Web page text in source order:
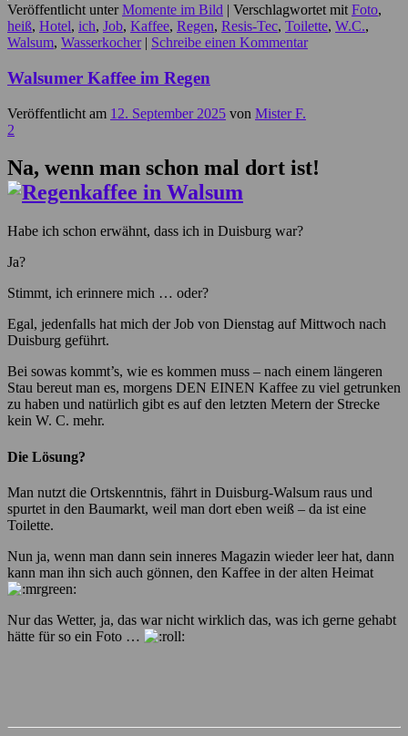
Veröffentlicht unter Momente im Bild | Verschlagwortet mit Foto,
heiß, Hotel, ich, Job, Kaffee, Regen, Resis-Tec, Toilette, W.C.,
Walsum, Wasserkocher | Schreibe einen Kommentar
Walsumer Kaffee im Regen
Veröffentlicht am 12. September 2025 von Mister F.
2
Na, wenn man schon mal dort ist!
Habe ich schon erwähnt, dass ich in Duisburg war?
Ja?
Stimmt, ich erinnere mich … oder?
Egal, jedenfalls hat mich der Job von Dienstag auf Mittwoch nach
Duisburg geführt.
Bei sowas kommt’s, wie es kommen muss – nach einem längeren
Stau bereut man es, morgens DEN EINEN Kaffee zu viel getrunken
zu haben und natürlich gibt es auf den letzten Metern der Strecke
kein W. C. mehr.
Die Lösung?
Man nutzt die Ortskenntnis, fährt in Duisburg-Walsum raus und
spurtet in den Baumarkt, weil man dort eben weiß – da ist eine
Toilette.
Nun ja, wenn man dann sein inneres Magazin wieder leer hat, dann
kann man ihn sich auch gönnen, den Kaffee in der alten Heimat
Nur das Wetter, ja, das war nicht wirklich das, was ich gerne gehabt
hätte für so ein Foto …